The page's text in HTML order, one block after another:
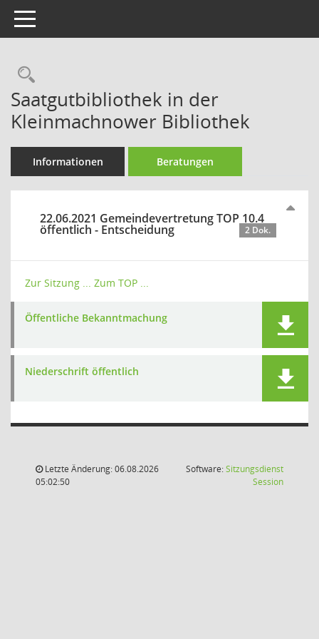
Toggle navigation
Rechercheauswahl
Saatgutbibliothek in der
Kleinmachnower Bibliothek
Informationen Beratungen
22.06.2021 Gemeindevertretung TOP 10.4
öffentlich - Entscheidung 2 Dok.
Zur Sitzung ... Zum TOP ...
Öffentliche Bekanntmachung
Niederschrift öffentlich
Letzte Änderung: 06.08.2026
05:02:50
Software:Sitzungsdienst
Session(Wird in